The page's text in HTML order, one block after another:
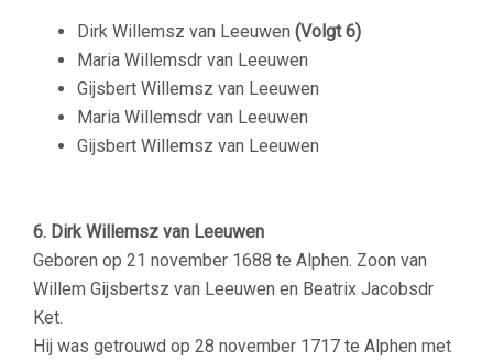
Dirk Willemsz van Leeuwen (Volgt 6)
Maria Willemsdr van Leeuwen
Gijsbert Willemsz van Leeuwen
Maria Willemsdr van Leeuwen
Gijsbert Willemsz van Leeuwen
6. Dirk Willemsz van Leeuwen
Geboren op 21 november 1688 te Alphen. Zoon van
Willem Gijsbertsz van Leeuwen en Beatrix Jacobsdr
Ket.
Hij was getrouwd op 28 november 1717 te Alphen met